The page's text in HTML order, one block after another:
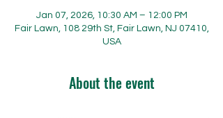
Jan 07, 2026, 10:30 AM – 12:00 PM
Fair Lawn, 108 29th St, Fair Lawn, NJ 07410,
USA
About the event